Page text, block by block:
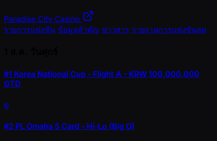
Paradise City Casino
รายการแข่งขัน ข้อมูลสำคัญ ข่าวสาร รายงานการแข่งขันสด
#1 Korea National Cup - Flight A - KRW 100,000,000
GTD
ดู
#2 PL Omaha 5 Card - Hi-Lo (Big O)